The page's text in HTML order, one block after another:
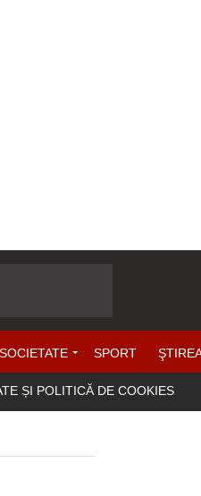
SOCIETATE SPORT
ȘI POLITICĂ DE COOKIES